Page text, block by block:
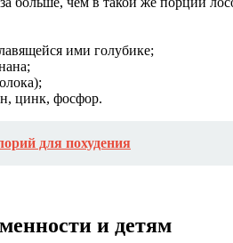
ими голубике;
цинк, фосфор.
для похудения
и детям